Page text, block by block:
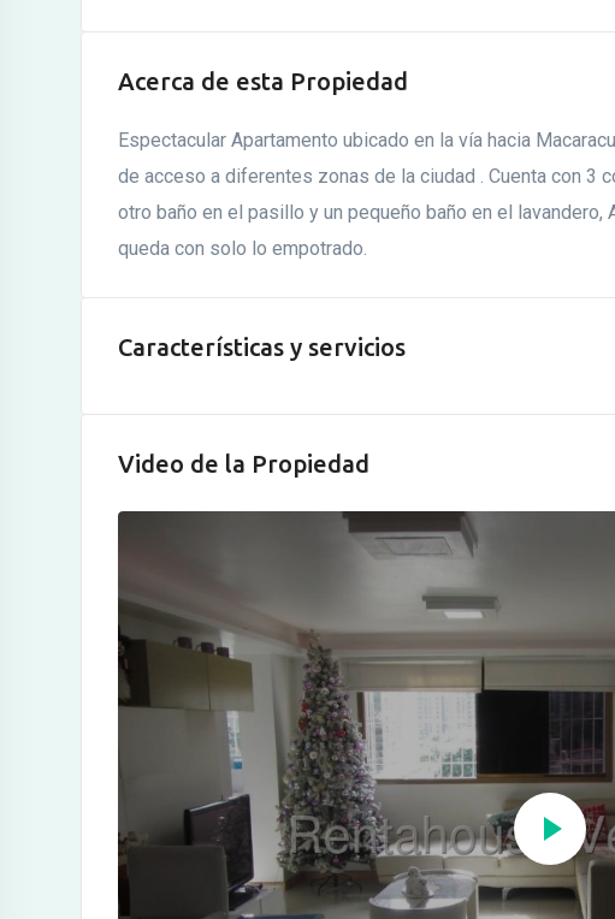
Acerca de esta Propiedad
Espectacular Apartamento ubicado en la vía hacia
de acceso a diferentes zonas de la ciudad . Cuenta con 3
otro baño en el pasillo y un pequeño baño en el
queda con solo lo empotrado.
Características y servicios
Video de la Propiedad